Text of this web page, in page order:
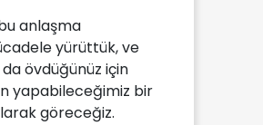
anlaşma
yürüttük, ve
övdüğünüz için
yapabileceğimiz bir
göreceğiz.